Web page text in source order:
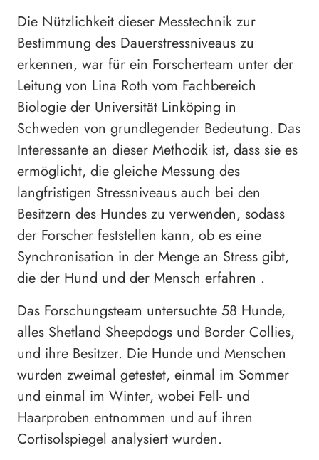
Die Nützlichkeit dieser Messtechnik zur
Bestimmung des Dauerstressniveaus zu
erkennen, war für ein Forscherteam unter der
Leitung von Lina Roth vom Fachbereich
Biologie der Universität Linköping in
Schweden von grundlegender Bedeutung. Das
Interessante an dieser Methodik ist, dass sie es
ermöglicht, die gleiche Messung des
langfristigen Stressniveaus auch bei den
Besitzern des Hundes zu verwenden, sodass
der Forscher feststellen kann, ob es eine
Synchronisation in der Menge an Stress gibt,
die der Hund und der Mensch erfahren .
Das Forschungsteam untersuchte 58 Hunde,
alles Shetland Sheepdogs und Border Collies,
und ihre Besitzer. Die Hunde und Menschen
wurden zweimal getestet, einmal im Sommer
und einmal im Winter, wobei Fell- und
Haarproben entnommen und auf ihren
Cortisolspiegel analysiert wurden.